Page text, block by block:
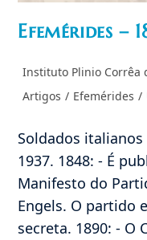
Efemérides –
Autor
post:
Instituto Plinio Corrêa
Categoria
Artigos / Efemérides /
Soldados italianos
1937. 1848: - É
Manifesto do
Engels. O partido
secreta. 1890: - O